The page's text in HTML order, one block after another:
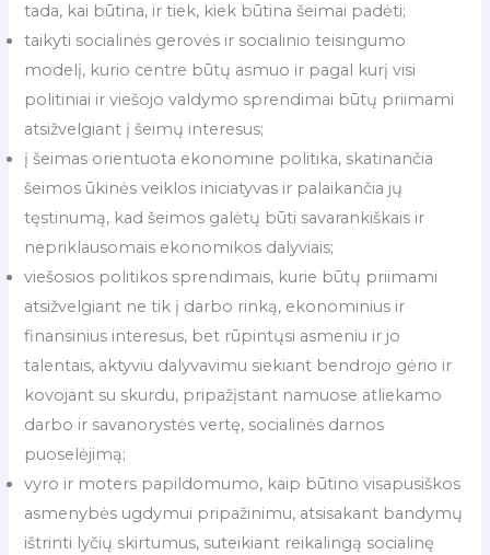
tada, kai būtina, ir tiek, kiek būtina šeimai padėti;
taikyti socialinės gerovės ir socialinio teisingumo
modelį, kurio centre būtų asmuo ir pagal kurį visi
politiniai ir viešojo valdymo sprendimai būtų priimami
atsižvelgiant į šeimų interesus;
į šeimas orientuota ekonomine politika, skatinančia
šeimos ūkinės veiklos iniciatyvas ir palaikančia jų
tęstinumą, kad šeimos galėtų būti savarankiškais ir
nepriklausomais ekonomikos dalyviais;
viešosios politikos sprendimais, kurie būtų priimami
atsižvelgiant ne tik į darbo rinką, ekonominius ir
finansinius interesus, bet rūpintųsi asmeniu ir jo
talentais, aktyviu dalyvavimu siekiant bendrojo gėrio ir
kovojant su skurdu, pripažįstant namuose atliekamo
darbo ir savanorystės vertę, socialinės darnos
puoselėjimą;
vyro ir moters papildomumo, kaip būtino visapusiškos
asmenybės ugdymui pripažinimu, atsisakant bandymų
ištrinti lyčių skirtumus, suteikiant reikalingą socialinę